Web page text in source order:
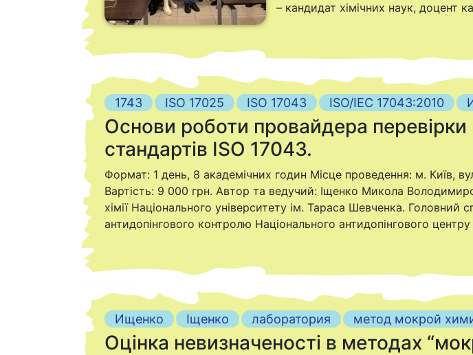
– кандидат хімічних наук, доцент
1743 ISO 17025 ISO 17043 ISO/IEC 17043:2010
Основи роботи провайдера перевірки
стандартів ISO 17043.
Формат: 1 день, 8 академічних годин Місце проведення: м. Київ,
Вартість: 9 000 грн. Автор та ведучий: Іщенко Микола
хімії Національного університету ім. Тараса Шевченка. Головний
антидопінгового контролю Національного антидопінгового
Ищенко Іщенко лаборатория метод мокрой
Оцінка невизначеності в методах